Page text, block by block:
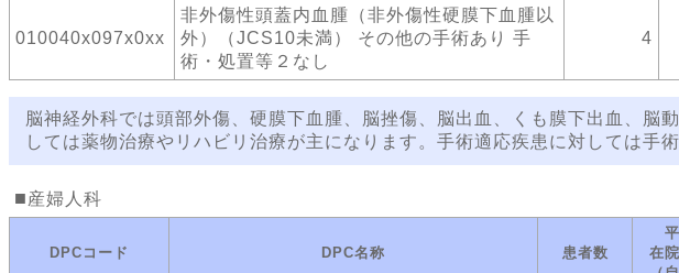
010040x097x0xx
非外傷性頭蓋内血腫（非外傷性硬膜下血腫以
外）（JCS10未満） その他の手術あり 手
術・処置等２なし
4
脳神経外科では頭部外傷、硬膜下血腫、脳挫傷、脳出血、くも膜下出血、脳
しては薬物治療やリハビリ治療が主になります。手術適応疾患に対しては手術
産婦人科
DPCコード DPC名称 患者数
在